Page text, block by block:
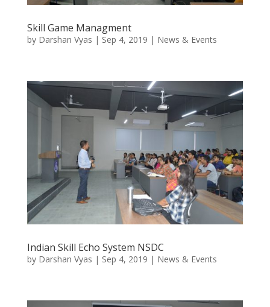
Skill Game Managment
by Darshan Vyas | Sep 4, 2019 | News & Events
Indian Skill Echo System NSDC
by Darshan Vyas | Sep 4, 2019 | News & Events